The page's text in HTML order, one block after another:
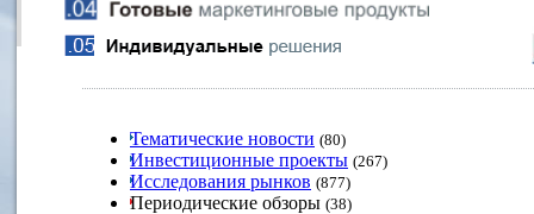
Тематические новости (80)
Инвестиционные проекты (267)
Исследования рынков (877)
Периодические обзоры (38)